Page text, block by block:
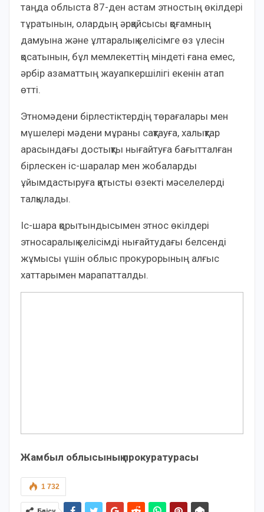
таңда облыста 87-ден астам этностың өкілдері
тұратынын, олардың әрқайсысы қоғамның
дамуына және ұлтаралық келісімге өз үлесін
қосатынын, бұл мемлекеттің міндеті ғана емес,
әрбір азаматтың жауапкершілігі екенін атап
өтті.
Этномәдени бірлестіктердің төрағалары мен
мүшелері мәдени мұраны сақтауға, халықтар
арасындағы достықты нығайтуға бағытталған
бірлескен іс-шаралар мен жобаларды
ұйымдастыруға қатысты өзекті мәселелерді
талқылады.
Іс-шара қорытындысымен этнос өкілдері
этносаралық келісімді нығайтудағы белсенді
жұмысы үшін облыс прокурорының алғыс
хаттарымен марапатталды.
Жамбыл облысының прокуратурасы
1 732